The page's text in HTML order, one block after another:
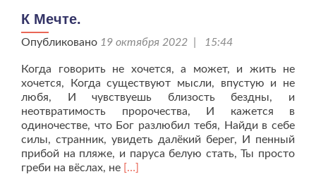
К Мечте.
Опубликовано 19 октября 2022 | 15:44
Когда говорить не хочется, а может, и жить не
хочется, Когда существуют мысли, впустую и не
любя, И чувствуешь близость бездны, и
неотвратимость пророчества, И кажется в
одиночестве, что Бог разлюбил тебя, Найди в себе
силы, странник, увидеть далëкий берег, И пенный
прибой на пляже, и паруса белую стать, Ты просто
греби на вёслах, не Читать
[…]